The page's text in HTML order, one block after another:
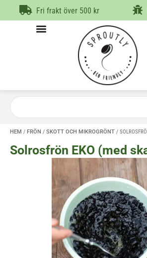
Fri frakt över 500 kr
HEM / FRÖN / SKOTT OCH MIKROGRÖNT /
Solrosfrön EKO (med